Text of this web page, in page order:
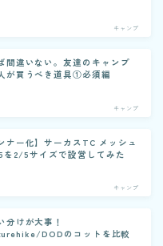
キャンプ
間違いない。友達のキャンプ
が買うべき道具①必須編
キャンプ
ナー化】サーカスTC メッシュ
2/5サイズで設営してみた
キャンプ
分けが大事！
DODのコットを比較